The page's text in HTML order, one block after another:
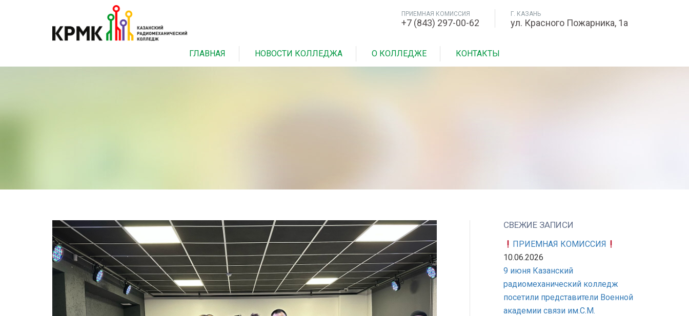
ПРИЕМНАЯ КОМИССИЯ
+7 (843) 297-00-62
Г. КАЗАНЬ
ул. Красного Пожарника, 1а
ГЛАВНАЯ НОВОСТИ КОЛЛЕДЖА О КОЛЛЕДЖЕ КОНТАКТЫ
СВЕЖИЕ ЗАПИСИ
ПРИЕМНАЯ КОМИССИЯ
10.06.2026
9 июня Казанский
радиомеханический колледж
посетили представители Военной
академии связи им.С.М.